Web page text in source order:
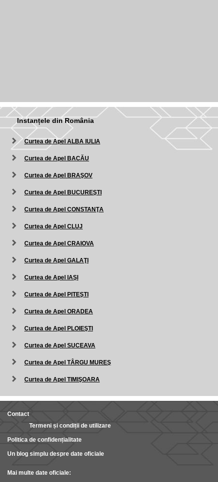
Instanțele din România
Curtea de Apel ALBA IULIA
Curtea de Apel BACĂU
Curtea de Apel BRAŞOV
Curtea de Apel BUCUREŞTI
Curtea de Apel CONSTANŢA
Curtea de Apel CLUJ
Curtea de Apel CRAIOVA
Curtea de Apel GALAŢI
Curtea de Apel IAŞI
Curtea de Apel PITEŞTI
Curtea de Apel ORADEA
Curtea de Apel PLOIEŞTI
Curtea de Apel SUCEAVA
Curtea de Apel TÂRGU MUREŞ
Curtea de Apel TIMIŞOARA
Contact
Termeni și condiții de utilizare
Politica de confidențialitate
Un blog simplu despre date oficiale
Mai multe date oficiale: